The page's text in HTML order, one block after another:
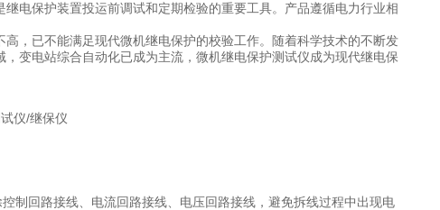
电保护装置投运前调试和定期检验的重要工具。产品遵循电力行业相
，已不能满足现代微机继电保护的校验工作。随着科学技术的不断发
变电站综合自动化已成为主流，微机继电保护测试仪成为现代继电保
制回路接线、电流回路接线、电压回路接线，避免拆线过程中出现电